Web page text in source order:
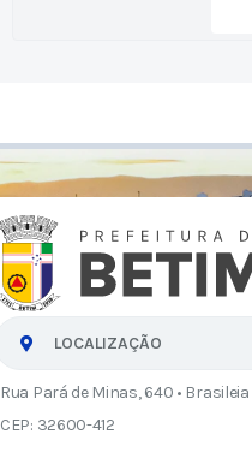
LOCALIZAÇÃO
Rua Pará de Minas, 640 •
CEP: 32600-412